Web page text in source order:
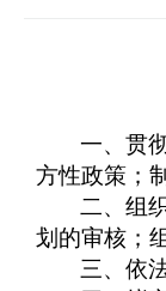
一、贯
方性政策；
二、组
划的审核；
三、依